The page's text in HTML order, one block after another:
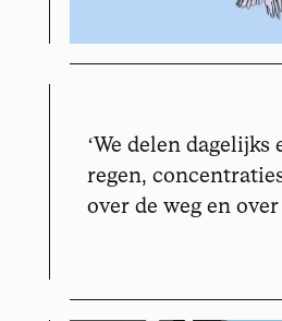
ʻWe delen
regen,
over de weg en over